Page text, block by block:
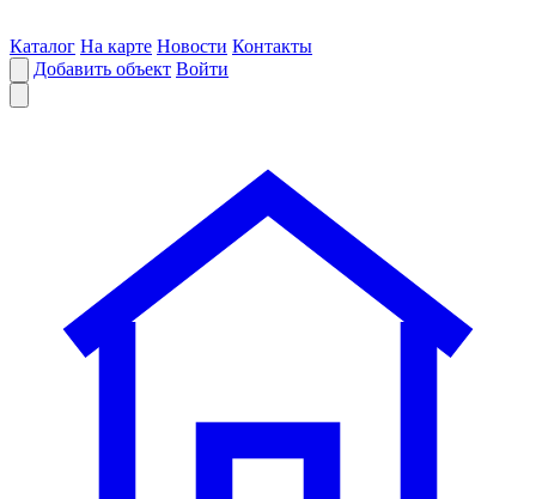
Каталог На карте Новости Контакты
Добавить объект Войти